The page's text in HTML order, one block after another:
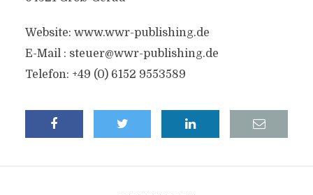
Website: www.wwr-publishing.de
E-Mail : steuer@wwr-publishing.de
Telefon: +49 (0) 6152 9553589